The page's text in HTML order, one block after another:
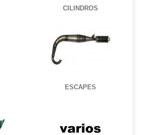
CILINDROS
ESCAPES